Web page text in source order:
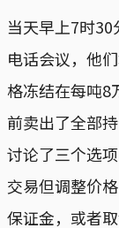
当天早上7时
电话会议，他
格冻结在每吨8
前卖出了全部
讨论了三个选
交易但调整价
保证金，或者